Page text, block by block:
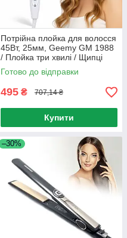
Потрійна плойка для волосся
45Вт, 25мм, Geemy GM 1988
/ Плойка три хвилі / Щипці
для створення хвиль
Готово до відправки
495 ₴ 707,14 ₴
Купити
–30%